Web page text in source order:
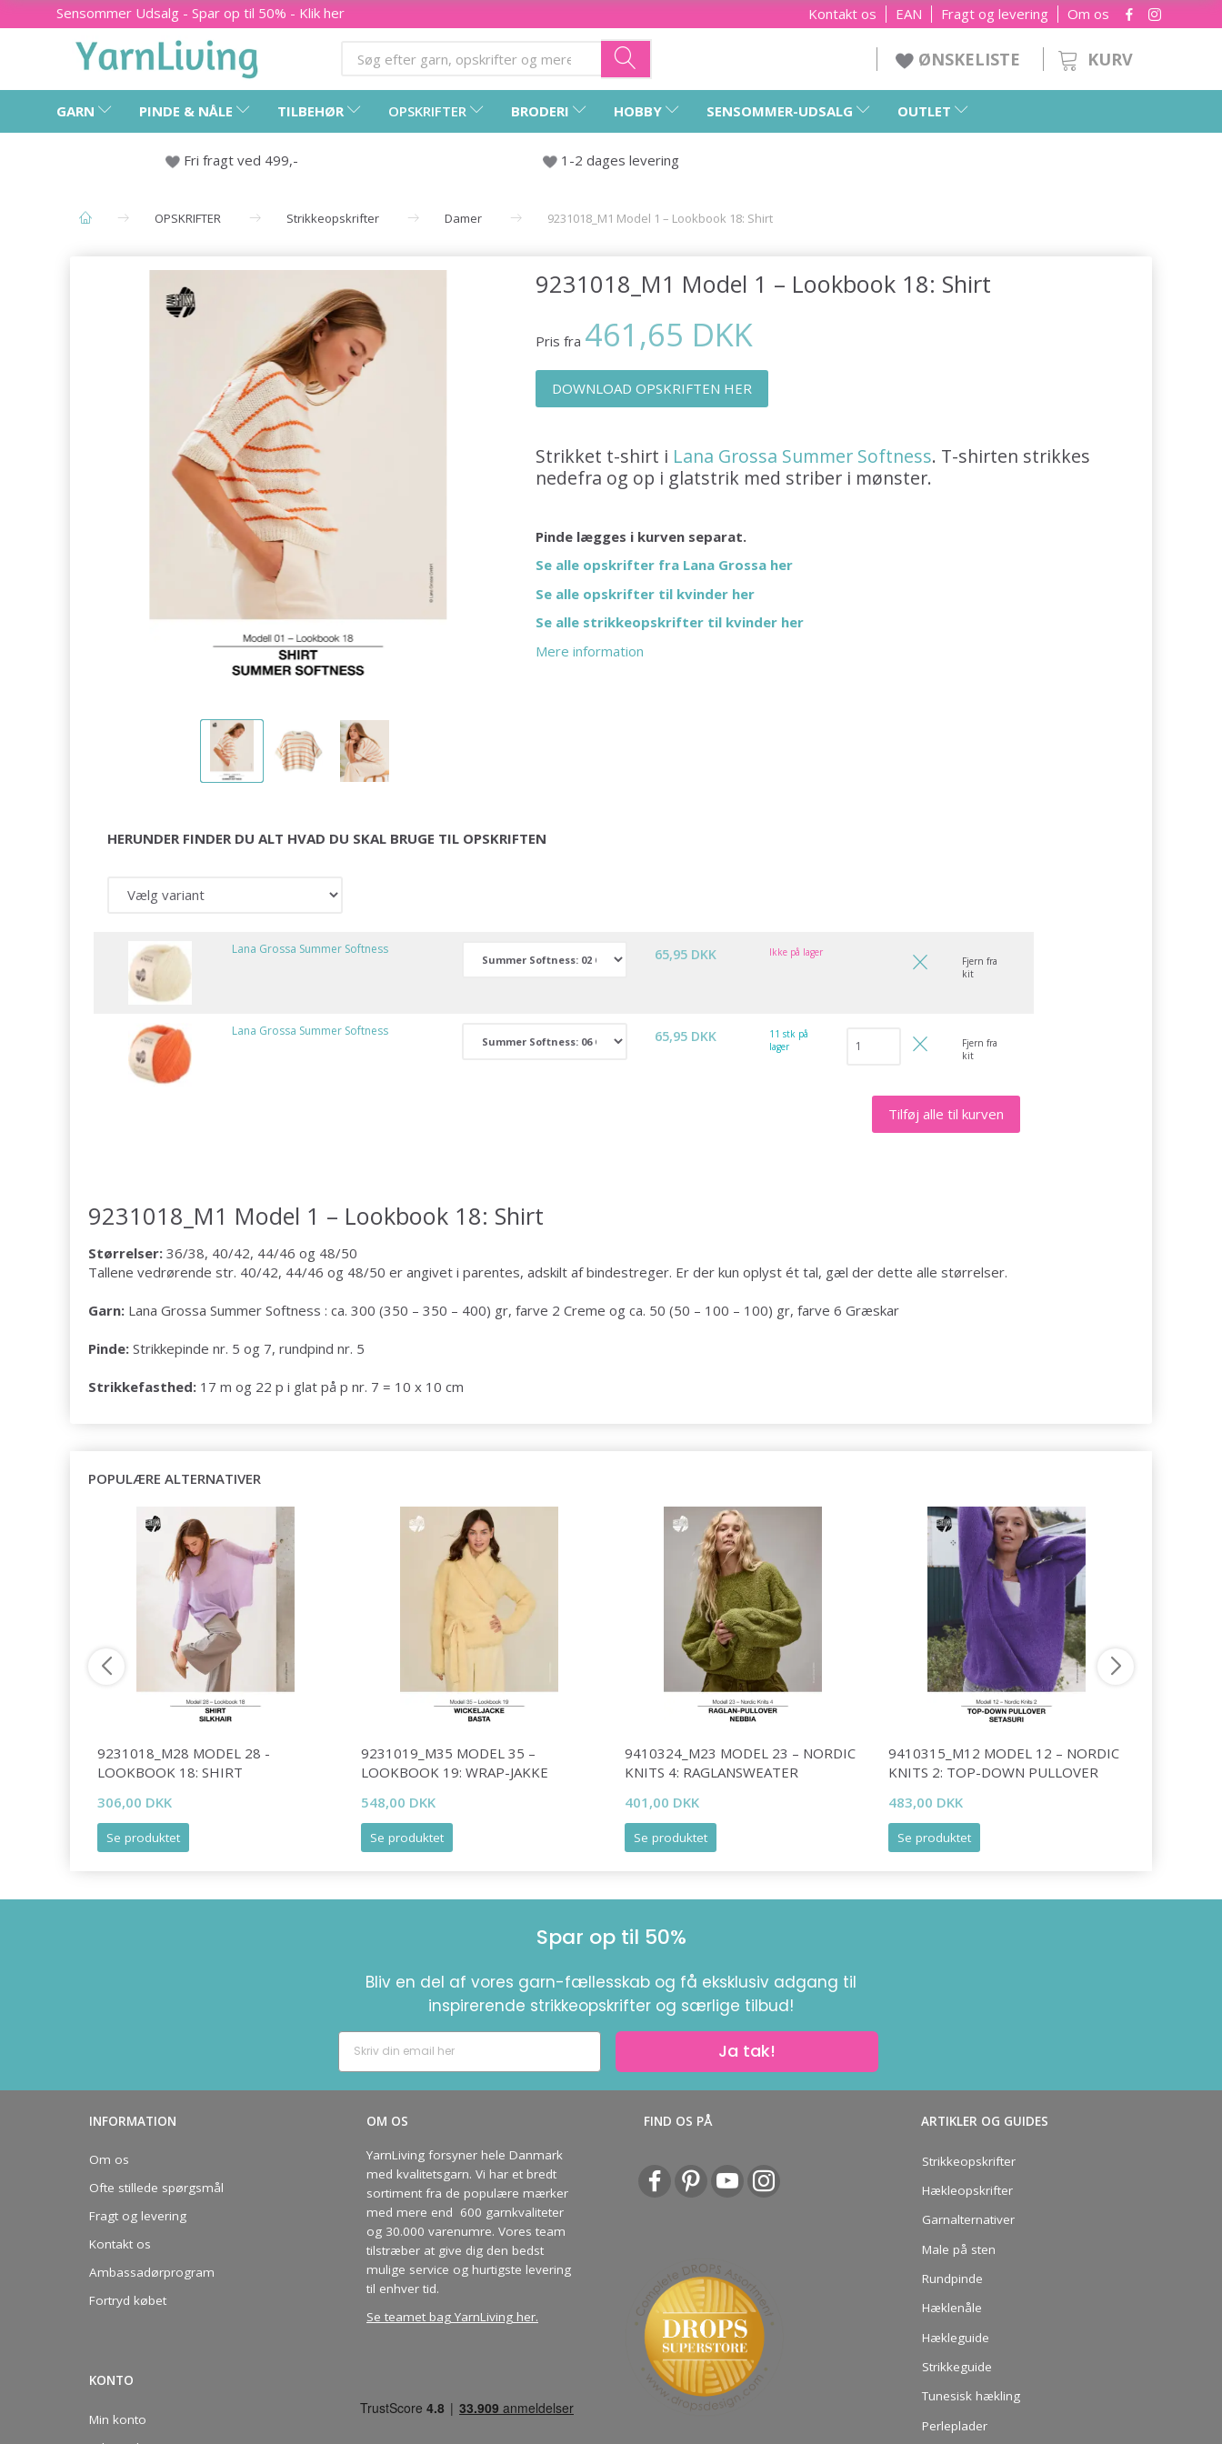
Sensommer Udsalg - Spar op til 50% - Klik her Om os
Fragt og levering
EAN
Kontakt os
KURV
ØNSKELISTE
GARN PINDE & NÅLE TILBEHØR OPSKRIFTER BRODERI HOBBY SENSOMMER-UDSALG OUTLET
Fri fragt ved 499,- 1-2 dages levering
OPSKRIFTER Strikkeopskrifter Damer 9231018_M1 Model 1 – Lookbook 18: Shirt
9231018_M1 Model 1 – Lookbook 18: Shirt
Pris fra 461,65 DKK
DOWNLOAD OPSKRIFTEN HER
Strikket t-shirt i Lana Grossa Summer Softness. T-shirten strikkes
nedefra og op i glatstrik med striber i mønster.
Pinde lægges i kurven separat.
Se alle opskrifter fra Lana Grossa her
Se alle opskrifter til kvinder her
Se alle strikkeopskrifter til kvinder her
Mere information
HERUNDER FINDER DU ALT HVAD DU SKAL BRUGE TIL OPSKRIFTEN
Lana Grossa Summer Softness 65,95 DKK Ikke på lager
Fjern fra
kit
Lana Grossa Summer Softness 65,95 DKK
11 stk på
lager
Fjern fra
kit
Tilføj alle til kurven
9231018_M1 Model 1 – Lookbook 18: Shirt
Størrelser: 36/38, 40/42, 44/46 og 48/50
Tallene vedrørende str. 40/42, 44/46 og 48/50 er angivet i parentes, adskilt af bindestreger. Er der kun oplyst ét tal, gæl der dette alle størrelser.
Garn: Lana Grossa Summer Softness : ca. 300 (350 – 350 – 400) gr, farve 2 Creme og ca. 50 (50 – 100 – 100) gr, farve 6 Græskar
Pinde: Strikkepinde nr. 5 og 7, rundpind nr. 5
Strikkefasthed: 17 m og 22 p i glat på p nr. 7 = 10 x 10 cm
POPULÆRE ALTERNATIVER
9231018_M28 MODEL 28 -
LOOKBOOK 18: SHIRT
306,00 DKK
Se produktet
9231019_M35 MODEL 35 –
LOOKBOOK 19: WRAP-JAKKE
548,00 DKK
Se produktet
9410324_M23 MODEL 23 – NORDIC
KNITS 4: RAGLANSWEATER
401,00 DKK
Se produktet
9410315_M12 MODEL 12 – NORDIC
KNITS 2: TOP-DOWN PULLOVER
483,00 DKK
Se produktet
Spar op til 50%
Bliv en del af vores garn-fællesskab og få eksklusiv adgang til
inspirerende strikkeopskrifter og særlige tilbud!
Ja tak!
INFORMATION
Om os
Ofte stillede spørgsmål
Fragt og levering
Kontakt os
Ambassadørprogram
Fortryd købet
KONTO
Min konto
OM OS
YarnLiving forsyner hele Danmark
med kvalitetsgarn. Vi har et bredt
sortiment fra de populære mærker
med mere end 600 garnkvaliteter
og 30.000 varenumre. Vores team
tilstræber at give dig den bedst
mulige service og hurtigste levering
til enhver tid.
Se teamet bag YarnLiving her.
FIND OS PÅ ARTIKLER OG GUIDES
Strikkeopskrifter
Hækleopskrifter
Garnalternativer
Male på sten
Rundpinde
Hæklenåle
Hækleguide
Strikkeguide
Tunesisk hækling
Perleplader
Spar op til 50%
og få eksklusiv adgang til inspirerende